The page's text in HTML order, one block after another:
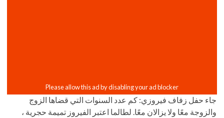
جاء حفل زفاف فيروزي: كم عدد السنوات التي قضاها الزوج
والزوجة معًا ولا يزالان معًا. لطالما اعتبر الفيروز تميمة حجرية ،